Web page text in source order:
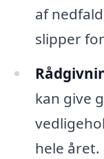
af
slipper
kan give
hele året.